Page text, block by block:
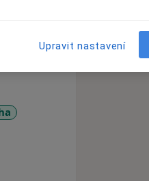
Upravit nastavení